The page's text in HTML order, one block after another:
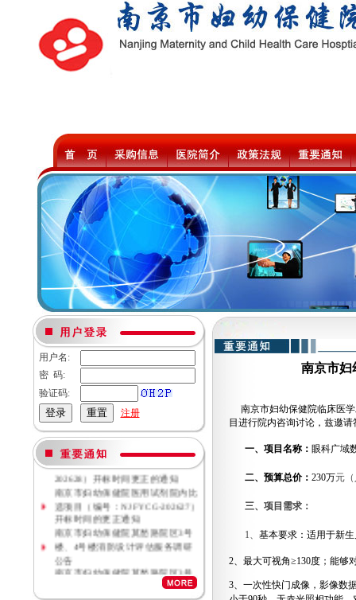
用户名:
密 码:
验证码:
注册
南京市妇幼保健院母乳库信息管理
系统院内比选项目（NJFYCG-
202628）开标时间更正的通知
南京市妇幼保健院医用试剂院内比
选项目（编号：NJFYCG-202627）
开标时间的更正通知
南京市妇幼保健院莫愁路院区3号
楼、4号楼消防设计评估服务调研
公告
南京市妇幼保健院莫愁路院区3号
楼、4号楼消防安全评估服务调研
南京市妇
南京市妇幼保健院临床医
目进行院内咨询讨论，兹邀
一、项目名称： 眼科广域
二、预算总价： 230万元
三、项目需求：
1、 基本要求：适用于新
2、最大可视角≥130度；能够
3、一次性快门成像，影像数